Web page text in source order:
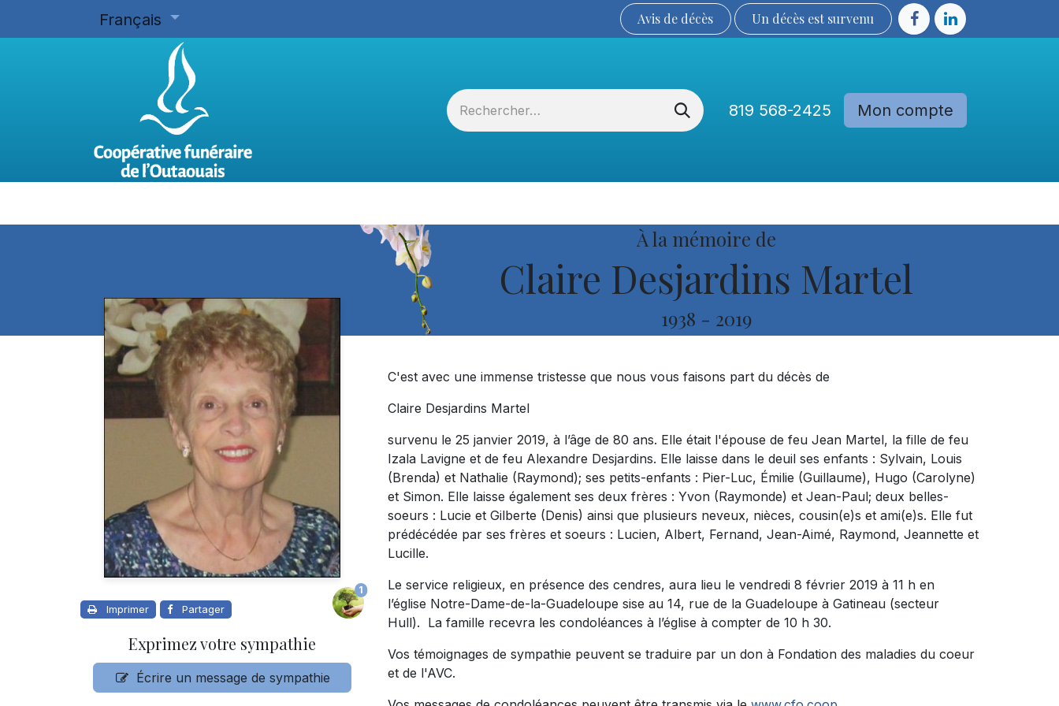
Français Avis de décès Un décès est sur​​​​​​​​ve​nu​​​​​​​​​​
819 568-2425 Mon compte
À la mémoire de
Claire Desjardins Martel
1938 - 2019
Imprimer Partager
1
Exprimez votre sympathie
Écrire un message de sympathie
C'est avec une immense tristesse que nous vous faisons part du décès de
Claire Desjardins Martel
survenu le 25 janvier 2019, à l’âge de 80 ans. Elle était l'épouse de feu Jean Martel, la fille de feu
Izala Lavigne et de feu Alexandre Desjardins. Elle laisse dans le deuil ses enfants : Sylvain, Louis
(Brenda) et Nathalie (Raymond); ses petits-enfants : Pier-Luc, Émilie (Guillaume), Hugo (Carolyne)
et Simon. Elle laisse également ses deux frères : Yvon (Raymonde) et Jean-Paul; deux belles-
soeurs : Lucie et Gilberte (Denis) ainsi que plusieurs neveux, nièces, cousin(e)s et ami(e)s. Elle fut
prédécédée par ses frères et soeurs : Lucien, Albert, Fernand, Jean-Aimé, Raymond, Jeannette et
Lucille.
Le service religieux, en présence des cendres, aura lieu le vendredi 8 février 2019 à 11 h en
l’église Notre-Dame-de-la-Guadeloupe sise au 14, rue de la Guadeloupe à Gatineau (secteur
Hull). La famille recevra les condoléances à l’église à compter de 10 h 30.
Vos témoignages de sympathie peuvent se traduire par un don à Fondation des maladies du coeur
et de l'AVC.